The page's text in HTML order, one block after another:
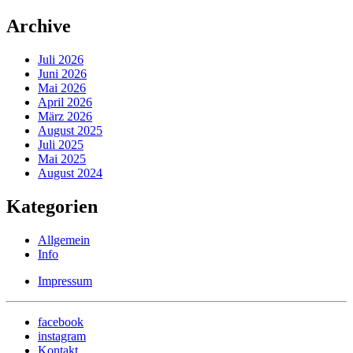
Archive
Juli 2026
Juni 2026
Mai 2026
April 2026
März 2026
August 2025
Juli 2025
Mai 2025
August 2024
Kategorien
Allgemein
Info
Impressum
facebook
instagram
Kontakt